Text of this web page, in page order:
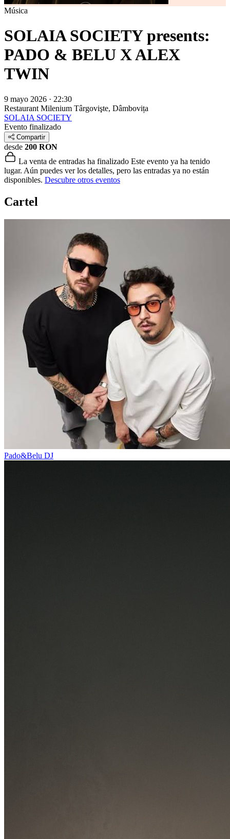
Música
SOLAIA SOCIETY presents:
PADO & BELU X ALEX
TWIN
9 mayo 2026 · 22:30
Restaurant Milenium Târgovişte, Dâmbovița
SOLAIA SOCIETY
Evento finalizado
Compartir
desde 200 RON
La venta de entradas ha finalizado Este evento ya ha tenido
lugar. Aún puedes ver los detalles, pero las entradas ya no están
disponibles. Descubre otros eventos
Cartel
Pado&Belu DJ